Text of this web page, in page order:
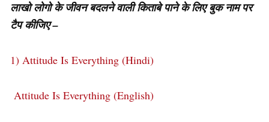
लाखो लोगो के जीवन बदलने वाली किताबे पाने के लिए बुक नाम पर
टैप कीजिए –
1) Attitude Is Everything (Hindi)
Attitude Is Everything (English)